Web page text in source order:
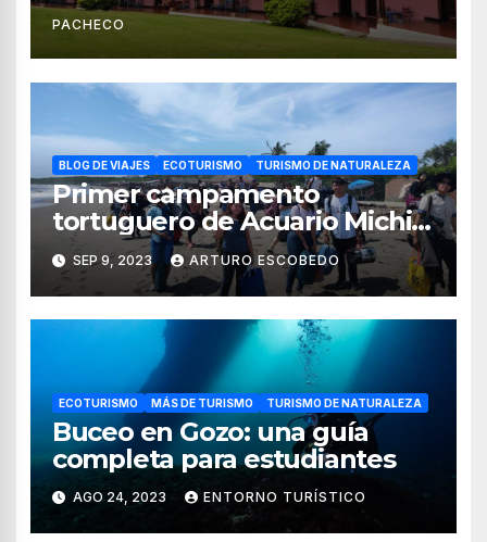
PACHECO
BLOG DE VIAJES ECOTURISMO TURISMO DE NATURALEZA
Primer campamento
tortuguero de Acuario Michin;
crónica de un proyecto de
conservación
SEP 9, 2023 ARTURO ESCOBEDO
ECOTURISMO MÁS DE TURISMO TURISMO DE NATURALEZA
Buceo en Gozo: una guía
completa para estudiantes
AGO 24, 2023 ENTORNO TURÍSTICO